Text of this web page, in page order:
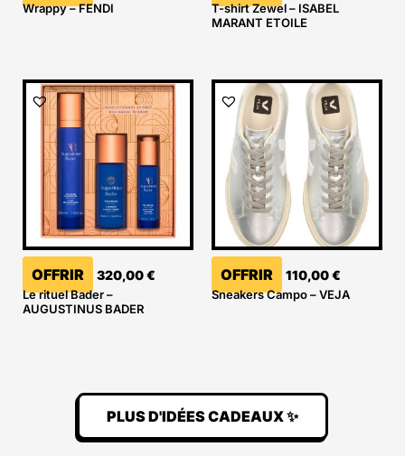
Wrappy – FENDI
T-shirt Zewel – ISABEL
MARANT ETOILE
OFFRIR 320,00€
Le rituel Bader –
AUGUSTINUS BADER
OFFRIR 110,00€
Sneakers Campo – VEJA
PLUS D'IDÉES CADEAUX ✨